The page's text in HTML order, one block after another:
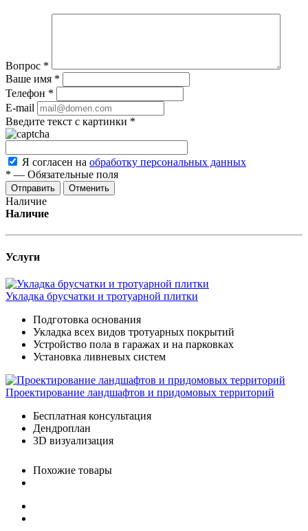
Вопрос *
Ваше имя *
Телефон *
E-mail
Введите текст с картинки *
Я согласен на обработку персональных данных
* — Обязательные поля
Отменить
Наличие
Наличие
Услуги
Укладка брусчатки и тротуарной плитки
Подготовка основания
Укладка всех видов тротуарных покрытий
Устройство пола в гаражах и на парковках
Установка ливневых систем
Проектирование ландшафтов и придомовых территорий
Бесплатная консультация
Дендроплан
3D визуализация
Похожие товары